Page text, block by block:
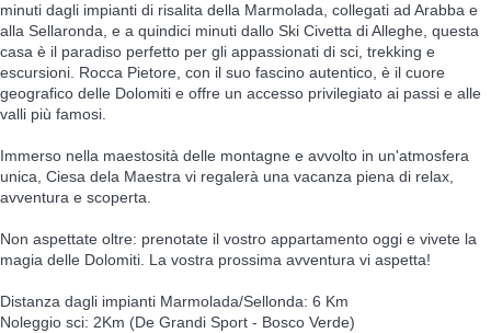
minuti dagli impianti di risalita della Marmolada, collegati ad Arabba e
alla Sellaronda, e a quindici minuti dallo Ski Civetta di Alleghe, questa
casa è il paradiso perfetto per gli appassionati di sci, trekking e
escursioni. Rocca Pietore, con il suo fascino autentico, è il cuore
geografico delle Dolomiti e offre un accesso privilegiato ai passi e alle
valli più famosi.
Immerso nella maestosità delle montagne e avvolto in un'atmosfera
unica, Ciesa dela Maestra vi regalerà una vacanza piena di relax,
avventura e scoperta.
Non aspettate oltre: prenotate il vostro appartamento oggi e vivete la
magia delle Dolomiti. La vostra prossima avventura vi aspetta!
Distanza dagli impianti Marmolada/Sellonda: 6 Km
Noleggio sci: 2Km (De Grandi Sport - Bosco Verde)